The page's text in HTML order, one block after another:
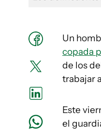
Un
copada
de los
trabajar
Este
el